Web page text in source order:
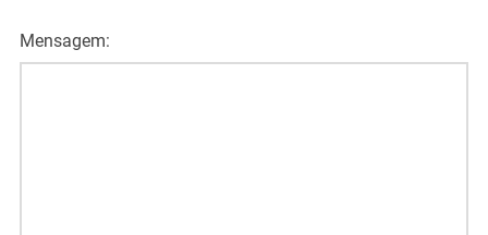
Mensagem: